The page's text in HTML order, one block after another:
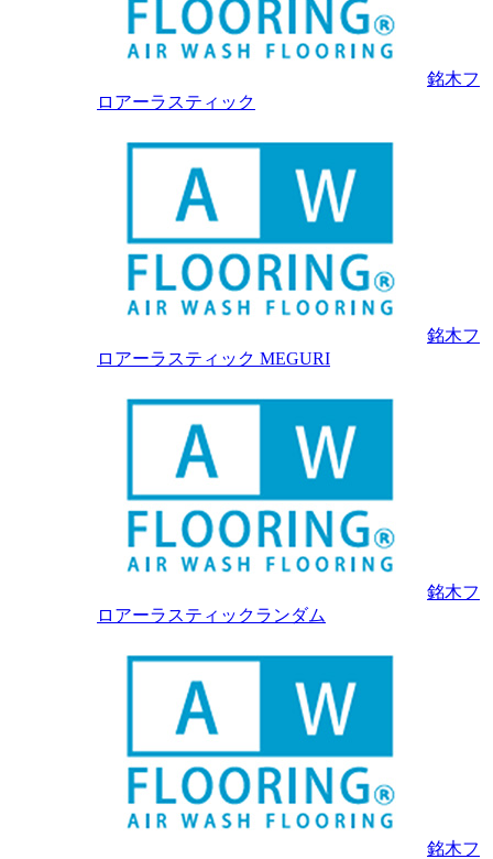
銘木フ
ロアーラスティック
銘木フ
ロアーラスティック MEGURI
銘木フ
ロアーラスティックランダム
銘木フ